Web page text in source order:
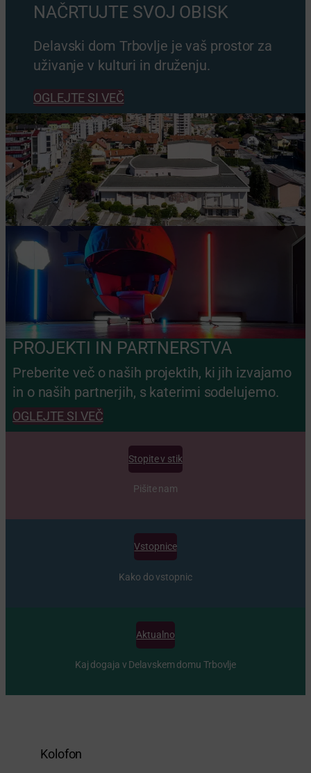
NAČRTUJTE SVOJ OBISK
Delavski dom Trbovlje je vaš prostor za
uživanje v kulturi in druženju.
OGLEJTE SI VEČ
PROJEKTI IN PARTNERSTVA
Preberite več o naših projektih, ki jih izvajamo
in o naših partnerjih, s katerimi sodelujemo.
OGLEJTE SI VEČ
Stopite v stik
Pišite nam
Vstopnice
Kako do vstopnic
Aktualno
Kaj dogaja v Delavskem domu Trbovlje
Kolofon